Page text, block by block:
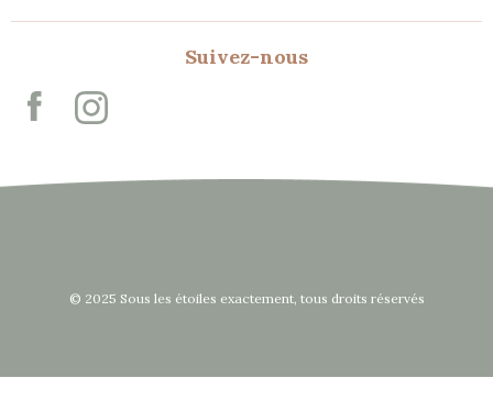
Suivez-nous
© 2025 Sous les étoiles exactement, tous droits réservés